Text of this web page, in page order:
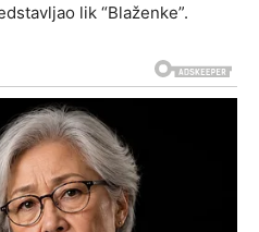
lik “Blaženke”.